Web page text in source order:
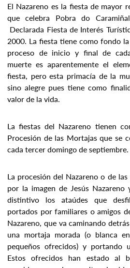
El Nazareno es la fiesta de mayor
que celebra Pobra do
Declarada Fiesta de Interés
2000. La fiesta tiene como fondo
proceso de inicio y final de
muerte es aparentemente el
fiesta, pero esta primacía de la
sino alegre pues tiene como
valor de la vida.
La fiestas del Nazareno tienen
Procesión de las Mortajas que se
cada tercer domingo de septiembre.
La procesión del Nazareno o de
por la imagen de Jesús
distintivo los ataúdes que
portados por familiares o amigos
Nazareno, que va caminando
una mortaja morada (o blanca
pequeños ofrecidos) y portando
Estos ofrecidos han estado al